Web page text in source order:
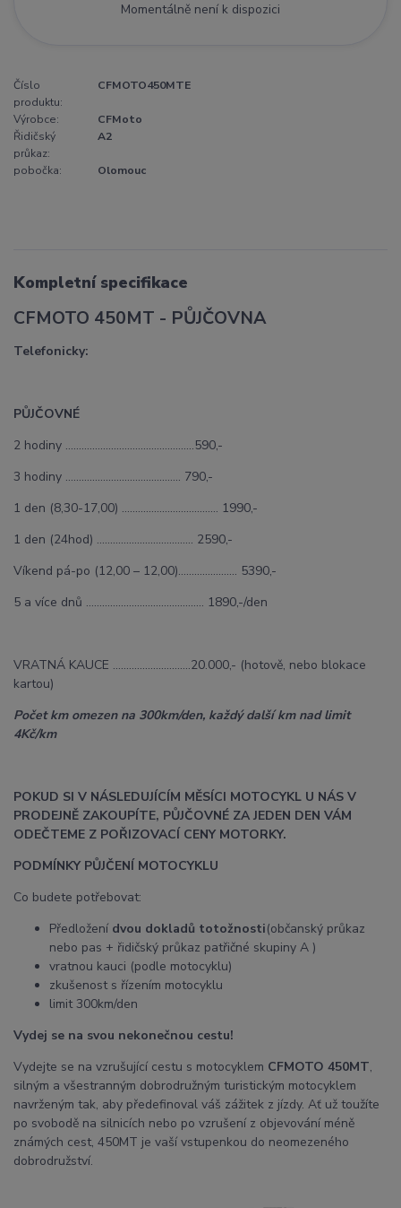
Momentálně není k dispozici
Číslo
produktu:
CFMOTO450MTE
Výrobce:
CFMoto
Řidičský
průkaz:
A2
pobočka: Olomouc
Kompletní specifikace
CFMOTO 450MT - PŮJČOVNA
Telefonicky:
PŮJČOVNÉ
2 hodiny ................................................590,-
3 hodiny ………………………….......…... 790,-
1 den (8,30-17,00) ……………………………... 1990,-
1 den (24hod) ……………………………... 2590,-
Víkend pá-po (12,00 – 12,00)………….......... 5390,-
5 a více dnů …………………………………….. 1890,-/den
VRATNÁ KAUCE ………………….…….20.000,- (hotově, nebo blokace
kartou)
Počet km omezen na 300km/den, každý další km nad limit
4Kč/km
POKUD SI V NÁSLEDUJÍCÍM MĚSÍCI MOTOCYKL U NÁS V
PRODEJNĚ ZAKOUPÍTE, PŮJČOVNÉ ZA JEDEN DEN VÁM
ODEČTEME Z POŘIZOVACÍ CENY MOTORKY.
PODMÍNKY PŮJČENÍ MOTOCYKLU
Co budete potřebovat:
Předložení dvou dokladů totožnosti(občanský průkaz
nebo pas + řidičský průkaz patřičné skupiny A )
vratnou kauci (podle motocyklu)
zkušenost s řízením motocyklu
limit 300km/den
Vydej se na svou nekonečnou cestu!
Vydejte se na vzrušující cestu s motocyklem CFMOTO 450MT,
silným a všestranným dobrodružným turistickým motocyklem
navrženým tak, aby předefinoval váš zážitek z jízdy. Ať už toužíte
po svobodě na silnicích nebo po vzrušení z objevování méně
známých cest, 450MT je vaší vstupenkou do neomezeného
dobrodružství.